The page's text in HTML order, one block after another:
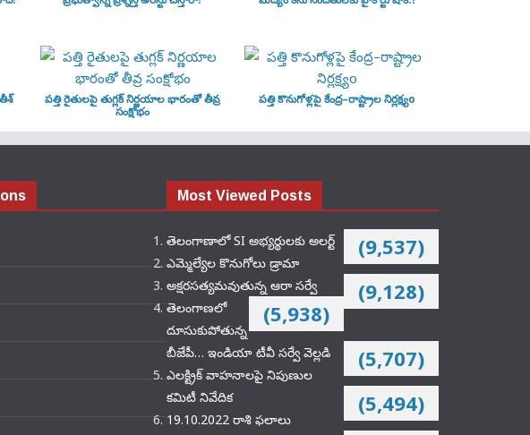
పత్తి రైతులపై తుగ్లక్‌ నిర్ణయాల భారంతో తీవ్ర
సంక్షోభం
పత్తి కొనుగోళ్లపై కేంద్ర–రాష్ట్రాల నిర్లక్ష్యo
Most Viewed Posts
తెలంగాణాలో SI అభ్యర్థులకు అలర్ట్ (9,537)
ఎమ్మెల్యేల కొనుగోలు డ్రామా
(9,128)
అక్షరసత్యమవుతున్న ఆరా సర్వే
(5,938)
తెలంగాణలో
దూసుకుపోతున్న
బీజేపీ… ఇండియా టీవీ సర్వే వెల్లడి
(5,707)
ఎలక్ట్రిక్‌ వాహనాలపై నిపుణుల
కమిటీ నివేదిక
(5,494)
19.10.2022 రాశి ఫలాలు